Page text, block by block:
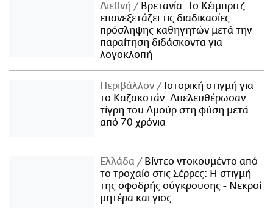
Διεθνή
Βρετανία: Το Κέιμπριτζ
επανεξετάζει τις διαδικασίες
πρόσληψης καθηγητών μετά την
παραίτηση διδάσκοντα για
λογοκλοπή
Περιβάλλον
Ιστορική στιγμή για
το Καζακστάν: Απελευθέρωσαν
τίγρη του Αμούρ στη φύση μετά
από 70 χρόνια
Ελλάδα
Βίντεο ντοκουμέντο από
το τροχαίο στις Σέρρες: Η στιγμή
της σφοδρής σύγκρουσης - Νεκροί
μητέρα και γιος